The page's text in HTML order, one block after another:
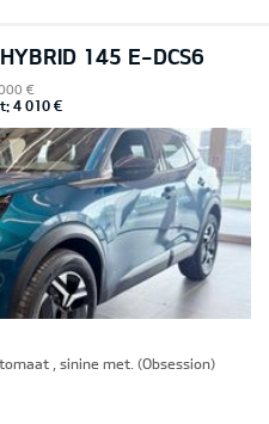
145 E-DCS6
€
4 010 €
, sinine met. (Obsession)